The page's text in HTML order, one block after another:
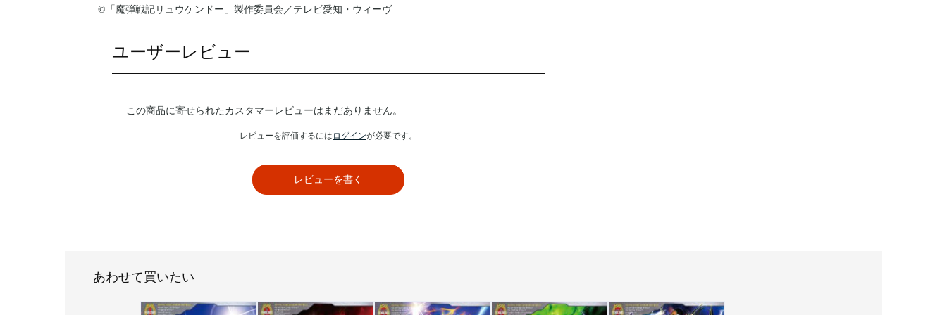
©「魔弾戦記リュウケンドー」製作委員会／テレビ愛知・ウィーヴ
ユーザーレビュー
この商品に寄せられたカスタマーレビューはまだありません。
レビューを評価するには ログインが必要です。
レビューを書く
あわせて買いたい